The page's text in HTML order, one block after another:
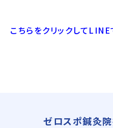
こちらをクリックして
ゼロスポ鍼灸